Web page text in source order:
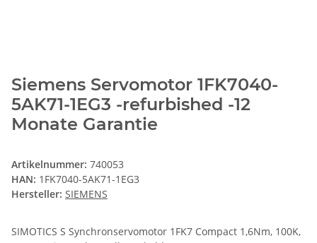
Siemens Servomotor 1FK7040-
5AK71-1EG3 -refurbished -12
Monate Garantie
Artikelnummer: 740053
HAN: 1FK7040-5AK71-1EG3
Hersteller: SIEMENS
SIMOTICS S Synchronservomotor 1FK7 Compact 1,6Nm, 100K,